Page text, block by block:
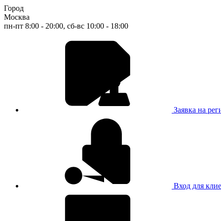
Город
Москва
пн-пт 8:00 - 20:00, сб-вс 10:00 - 18:00
Заявка на
Вход для